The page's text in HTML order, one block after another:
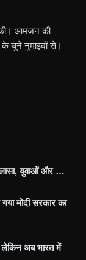
की। आमजन की
चुने नुमाइंदों से।
युवाओं और …
मोदी सरकार का
लेकिन अब भारत में